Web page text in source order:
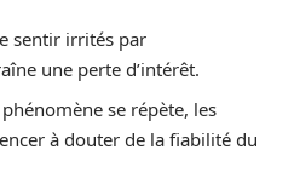
sentir irrités par
une perte d’intérêt.
phénomène se répète, les
à douter de la fiabilité du